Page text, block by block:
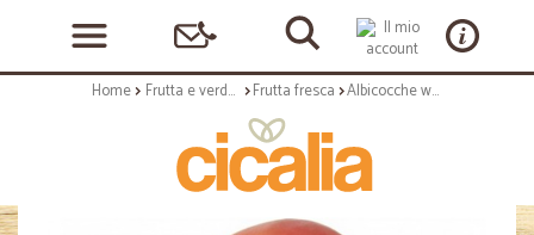
Home Frutta e verdura Frutta fresca Albicocche wonder cot kg.1